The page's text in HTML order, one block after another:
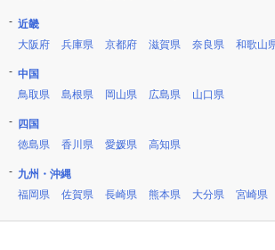
近畿
大阪府
兵庫県 京都府 滋賀県 奈良県 和歌山
中国
鳥取県
島根県 岡山県 広島県 山口県
四国
徳島県
香川県 愛媛県 高知県
九州・沖縄
福岡県
佐賀県 長崎県 熊本県 大分県 宮崎県